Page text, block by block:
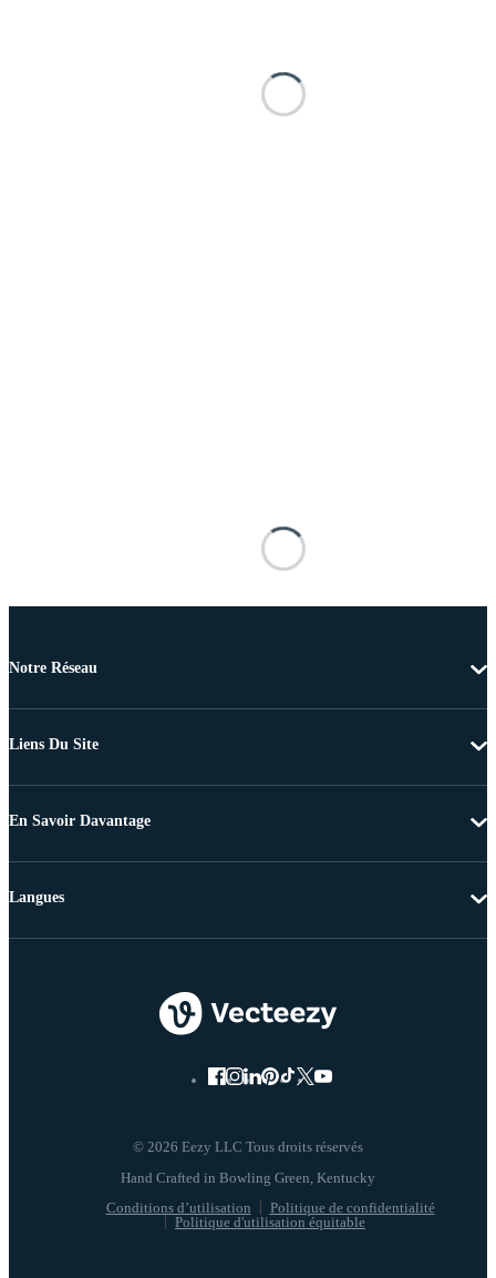
Notre Réseau
Liens Du Site
En Savoir Davantage
© 2026 Eezy LLC Tous droits réservés
Conditions d’utilisation
Politique de confidentialité
Politique d'utilisation équitable
Langues